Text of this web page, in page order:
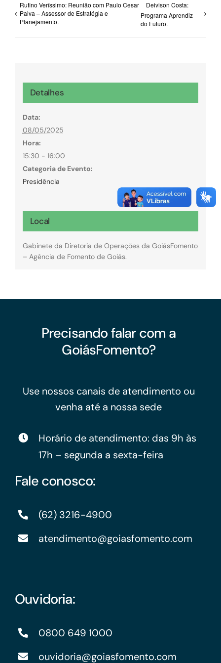
Rufino Veríssimo: Reunião com Paulo Cesar
Paiva – Assessor de Estratégia e
Planejamento.
Deivison Costa:
Programa Aprendiz
do Futuro.
Detalhes
Data:
08/05/2025
Hora:
15:30 - 16:00
Categoria de Evento:
Presidência
Local
Gabinete da Diretoria de Operações da GoiásFomento
– Agência de Fomento de Goiás.
Precisando falar com a
GoiásFomento?
Use nossos canais de atendimento ou
venha até a nossa sede
Horário de atendimento: das 9h às
17h – segunda a sexta-feira
Fale conosco:
(62) 3216-4900
atendimento@goiasfomento.com
Ouvidoria:
0800 649 1000
ouvidoria@goiasfomento.com